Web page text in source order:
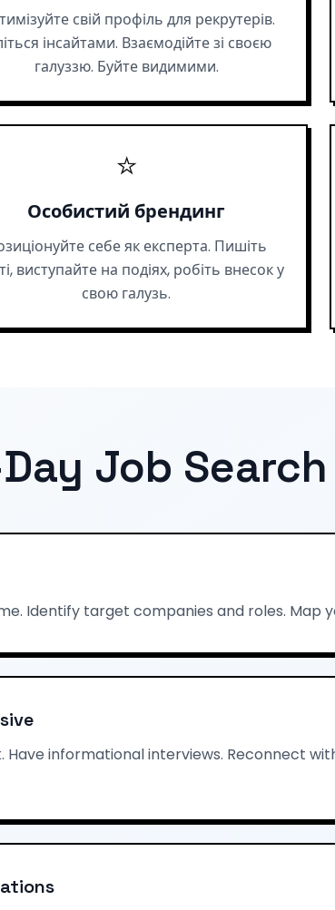
свій профіль для рекрутерів.
інсайтами. Взаємодійте зі своєю
галуззю. Буйте видимими.
⭐
Особистий брендинг
себе як експерта. Пишіть
виступайте на подіях, робіть внесок у
свою галузь.
Job Search
Identify target companies and roles. Map
Have informational interviews. Reconnect